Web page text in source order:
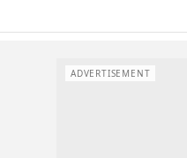
ADVERTISEMENT